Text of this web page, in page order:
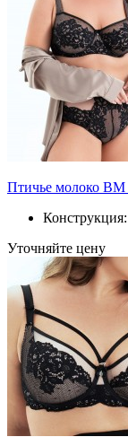
Птичье молоко BM
Уточняйте цену